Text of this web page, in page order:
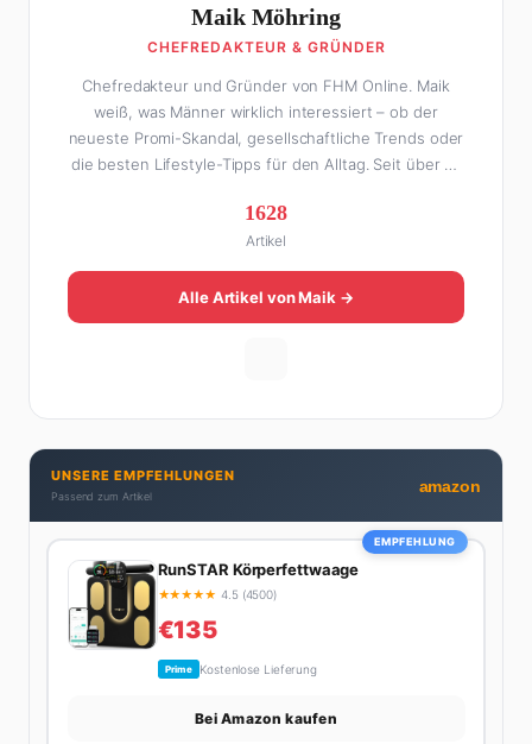
Maik Möhring
CHEFREDAKTEUR & GRÜNDER
Chefredakteur und Gründer von FHM Online. Maik
weiß, was Männer wirklich interessiert – ob der
neueste Promi-Skandal, gesellschaftliche Trends oder
die besten Lifestyle-Tipps für den Alltag. Seit über 10
Online zu einer der führenden Männer-Lifestyle-
Plattformen im deutschsprachigen Raum aufgebaut.
Sein Weg dahin war alles andere als geradlinig: Die
eine Hälfte seines Lebens stand er in der
Gastronomie – mit allem, was dazugehört. Die andere
dran. Wenn Maik nicht gerade den heißesten Tratsch
aus der Promi-Welt aufspürt oder die besten
Lifestyle-Empfehlungen zusammenstellt, findet man
ihn beim Wandern in den Schweizer Alpen, am Grill
mit Freunden oder auf der Suche nach dem
perfekten Espresso. Sein Motto: Lieber einmal richtig
1628
Artikel
Alle Artikel von Maik →
UNSERE EMPFEHLUNGEN
Passend zum Artikel
amazon
EMPFEHLUNG
RunSTAR Körperfettwaage
★★★★★ 4.5 (4500)
€135
Prime Kostenlose Lieferung
Bei Amazon kaufen